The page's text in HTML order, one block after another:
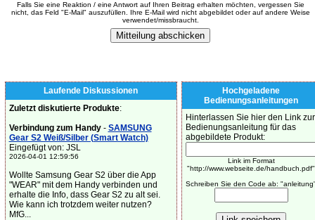
Falls Sie eine Reaktion / eine Antwort auf Ihren Beitrag erhalten möchten, vergessen Sie
nicht, das Feld "E-Mail" auszufüllen. Ihre E-Mail wird nicht abgebildet oder auf andere Weise
verwendet/missbraucht.
Laufende Diskussionen
Zuletzt diskutierte Produkte:
Verbindung zum Handy- SAMSUNG
Gear S2 Weiß/Silber (Smart Watch)
Eingefügt von: JSL
2026-04-01 12:59:56
Wollte Samsung Gear S2 über die App
"WEAR" mit dem Handy verbinden und
erhalte die Info, dass Gear S2 zu alt sei.
Wie kann ich trotzdem weiter nutzen?
MfG...
Hochgeladene
Bedienungsanleitungen
Hinterlassen Sie hier den Link zur
Bedienungsanleitung für das
abgebildete Produkt:
Link im Format
"http://www.webseite.de/handbuch.pdf"
Schreiben Sie den Code ab: